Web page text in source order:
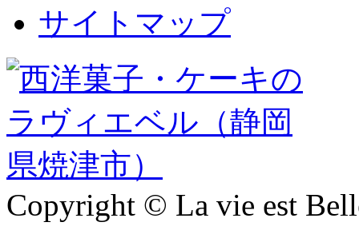
サイトマップ
Copyright © La vie est